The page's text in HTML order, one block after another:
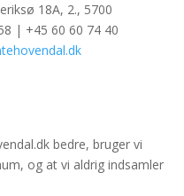
18A, 2., 5700
| +45 60 60 74 40
bedre, bruger vi
og at vi aldrig indsamler